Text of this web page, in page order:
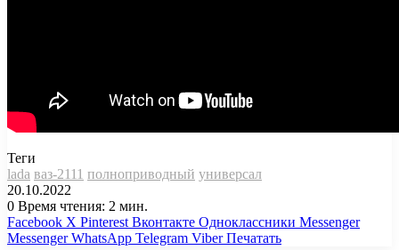
Теги
lada ваз-2111 полноприводный универсал
20.10.2022
0 Время чтения: 2 мин.
Facebook X Pinterest Вконтакте Одноклассники Messenger
Messenger WhatsApp Telegram Viber Печатать